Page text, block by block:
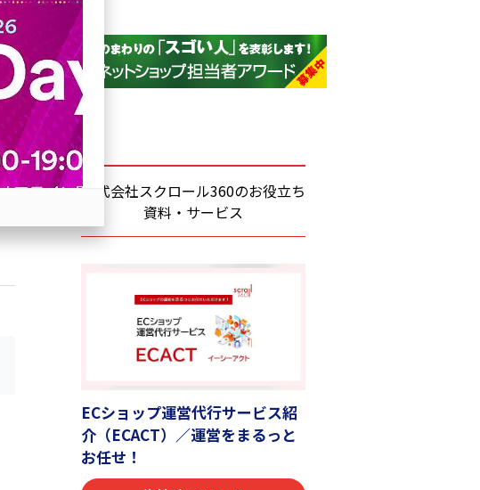
アスクル (1115)
base (1070)